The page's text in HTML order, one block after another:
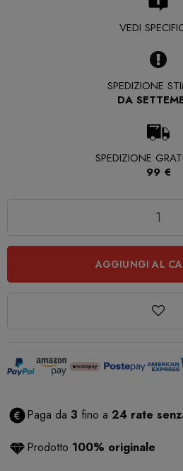
VEDI
SPEDIZIONE
DA
SPEDIZIONE
99 €
AGGIUNGI AL
Paga da 3 fino a 24 rate
Prodotto 100% originale